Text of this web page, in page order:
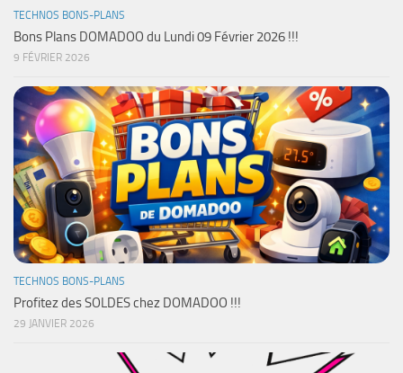
TECHNOS BONS-PLANS
Bons Plans DOMADOO du Lundi 09 Février 2026 !!!
9 FÉVRIER 2026
TECHNOS BONS-PLANS
Profitez des SOLDES chez DOMADOO !!!
29 JANVIER 2026